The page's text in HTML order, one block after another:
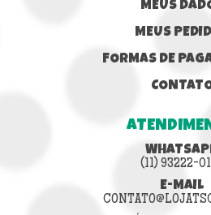
MEUS
MEUS
FORMAS DE
(11) 93222-
E-MAIL